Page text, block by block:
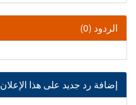
الردود (0)
إضافة رد جديد على هذا الإعلان